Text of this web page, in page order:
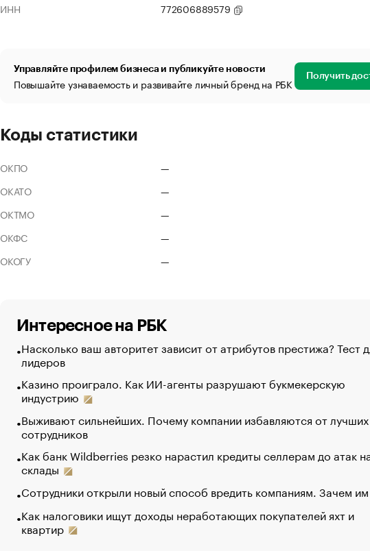
ИНН
772606889579
Управляйте профилем бизнеса и публикуйте новости
Повышайте узнаваемость и развивайте личный бренд на РБК Получить
Коды статистики
ОКПО
—
ОКАТО
—
ОКТМО
—
ОКФС
—
ОКОГУ
—
Интересное на РБК
Насколько ваш авторитет зависит от атрибутов престижа? Тест
лидеров
Казино проиграло. Как ИИ-агенты разрушают букмекерскую
индустрию
Выживают сильнейших. Почему компании избавляются от лучших
сотрудников
Как банк Wildberries резко нарастил кредиты селлерам до атак
склады
Сотрудники открыли новый способ вредить компаниям. Зачем
Как налоговики ищут доходы неработающих покупателей яхт и
квартир